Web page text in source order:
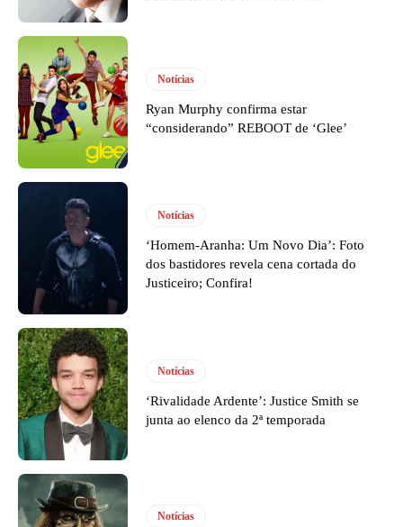
Notícias
Ryan Murphy confirma estar
“considerando” REBOOT de ‘Glee’
Notícias
‘Homem-Aranha: Um Novo Dia’: Foto
dos bastidores revela cena cortada do
Justiceiro; Confira!
Notícias
‘Rivalidade Ardente’: Justice Smith se
junta ao elenco da 2ª temporada
Notícias